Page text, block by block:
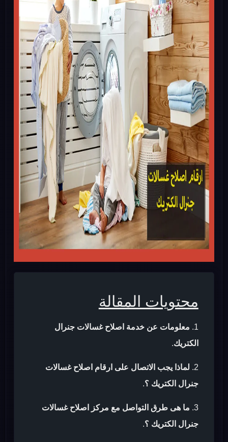
محتويات المقالة
معلومات عن خدمة اصلاح غسالات جنرال
الكتريك.
لماذا يجب الاتصال على ارقام اصلاح غسالات
جنرال الكتريك ؟.
ما هى طرق التواصل مع مركز اصلاح غسالات
جنرال الكتريك ؟.